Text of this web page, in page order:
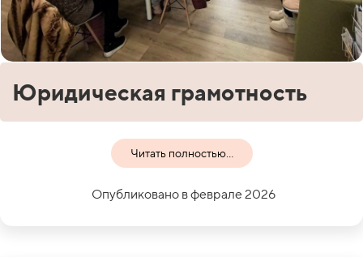
Юридическая грамотность
Читать полностью...
Опубликовано в феврале 2026